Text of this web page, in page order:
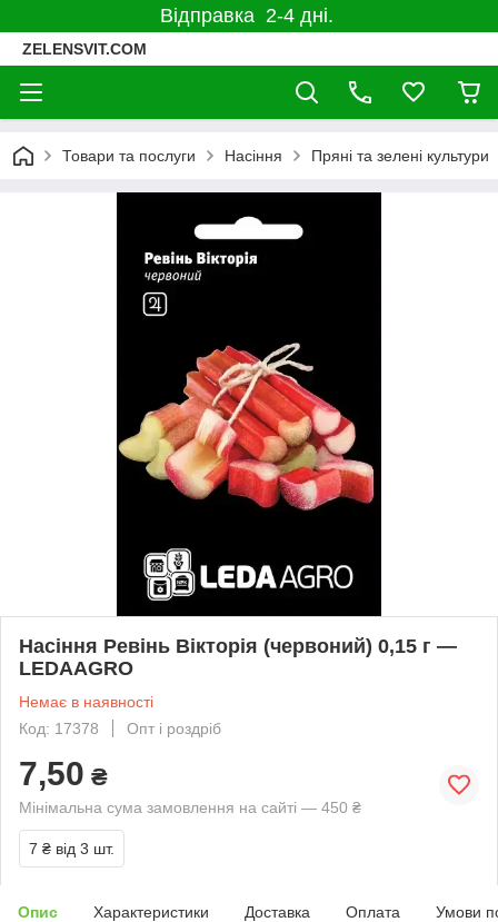
Відправка 2-4 дні.
ZELENSVIT.COM
Товари та послуги Насіння Пряні та зелені культури
Насіння Ревінь Вікторія (червоний) 0,15 г —
LEDAAGRO
Немає в наявності
Код: 17378
Опт і роздріб
7,50 ₴
Мінімальна сума замовлення на сайті — 450 ₴
7 ₴ від 3 шт.
Опис Характеристики Доставка Оплата Умови